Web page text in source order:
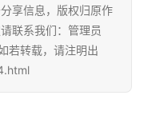
享信息，版权归原作
联系我们：管理员
若转载，请注明出